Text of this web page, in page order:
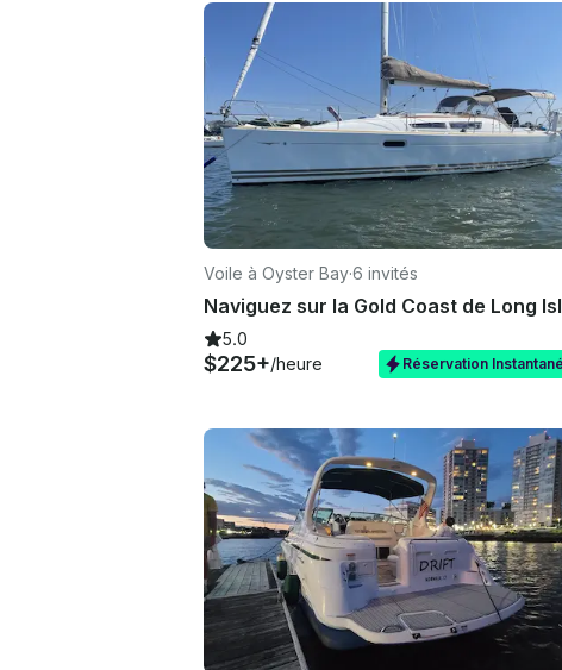
Voile à Oyster Bay·6 invités
5.0
$225+/heure Réservation